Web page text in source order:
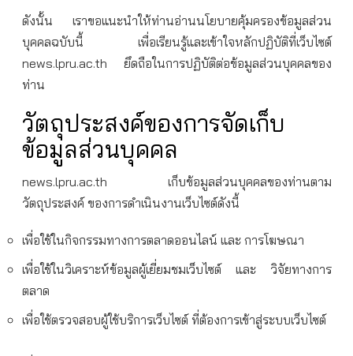
ดังนั้น เราขอแนะนำให้ท่านอ่านนโยบายคุ้มครองข้อมูลส่วน
บุคคลฉบับนี้ เพื่อเรียนรู้และเข้าใจหลักปฏิบัติที่เว็บไซต์
news.lpru.ac.th ยึดถือในการปฏิบัติต่อข้อมูลส่วนบุคคลของ
ท่าน
วัตถุประสงค์ของการจัดเก็บ
ข้อมูลส่วนบุคคล
news.lpru.ac.th เก็บข้อมูลส่วนบุคคลของท่านตาม
วัตถุประสงค์ ของการดำเนินงานเว็บไซต์ดังนี้
เพื่อใช้ในกิจกรรมทางการตลาดออนไลน์ และ การโฆษณา
เพื่อใช้ในวิเคราะห์ข้อมูลผู้เยี่ยมชมเว็บไซต์ และ วิจัยทางการ
ตลาด
เพื่อใช้ตรวจสอบผู้ใช้บริการเว็บไซต์ ที่ต้องการเข้าสู่ระบบเว็บไซต์